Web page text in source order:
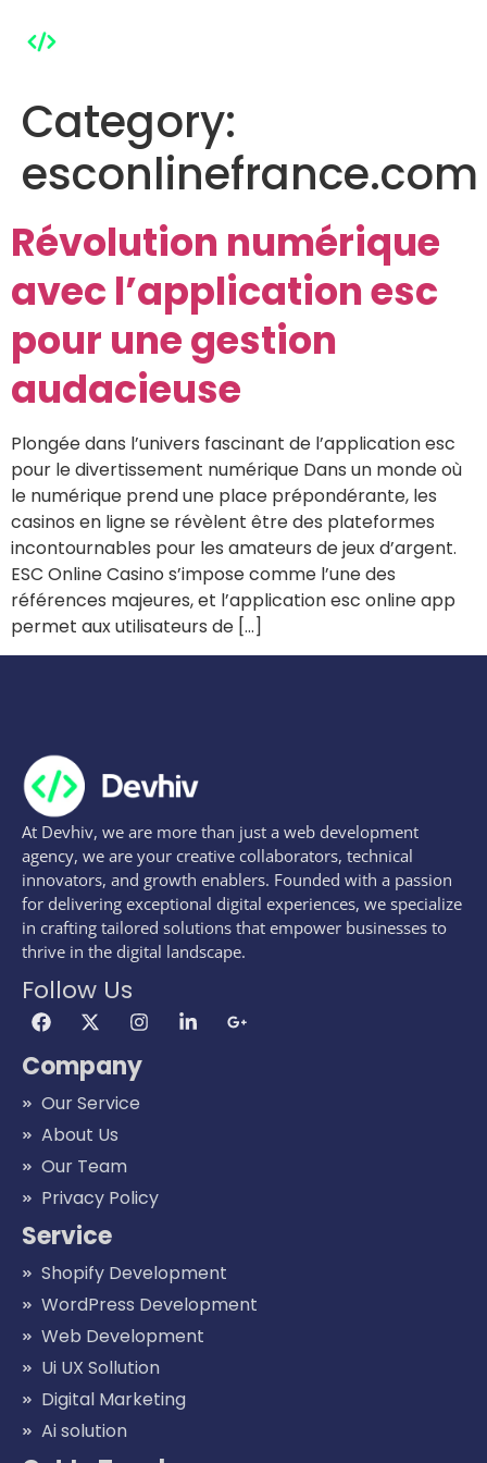
Category:
esconlinefrance.com
Révolution numérique
avec l’application esc
pour une gestion
audacieuse
Plongée dans l’univers fascinant de l’application esc
pour le divertissement numérique Dans un monde où
le numérique prend une place prépondérante, les
casinos en ligne se révèlent être des plateformes
incontournables pour les amateurs de jeux d’argent.
ESC Online Casino s’impose comme l’une des
références majeures, et l’application esc online app
permet aux utilisateurs de […]
At Devhiv, we are more than just a web development
agency, we are your creative collaborators, technical
innovators, and growth enablers. Founded with a passion
for delivering exceptional digital experiences, we specialize
in crafting tailored solutions that empower businesses to
thrive in the digital landscape.
Follow Us
Company
Our Service
About Us
Our Team
Privacy Policy
Service
Shopify Development
WordPress Development
Web Development
Ui UX Sollution
Digital Marketing
Ai solution